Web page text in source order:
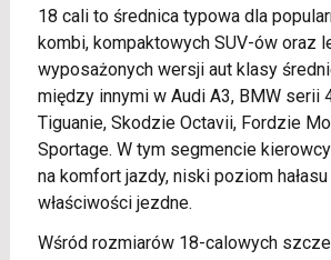
18 cali to średnica typowa dla
kombi, kompaktowych SUV-ów oraz
wyposażonych wersji aut klasy
między innymi w Audi A3, BMW serii
Tiguanie, Skodzie Octavii, Fordzie
Sportage. W tym segmencie
na komfort jazdy, niski poziom
właściwości jezdne.
Wśród rozmiarów 18-calowych